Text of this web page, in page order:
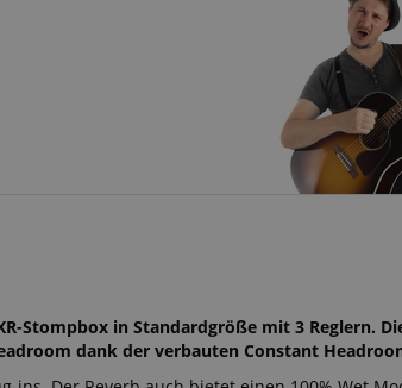
Stompbox in Standardgröße mit 3 Reglern.
dank der verbauten Constant